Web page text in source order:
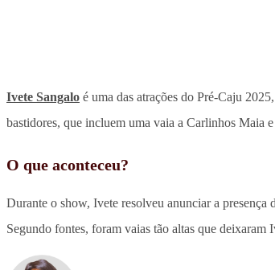
Ivete Sangalo é uma das atrações do Pré-Caju
bastidores, que incluem uma vaia a Carlinhos Maia
O que aconteceu?
Durante o show, Ivete resolveu anunciar a
Segundo fontes, foram vaias tão altas que deixaram